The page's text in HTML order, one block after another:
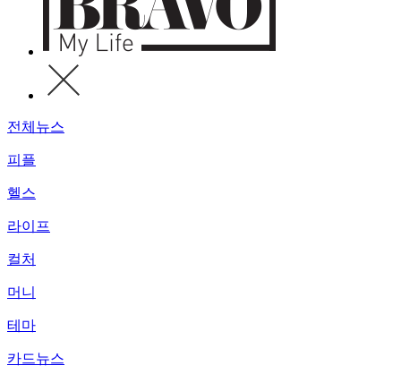
전체뉴스
피플
헬스
라이프
컬처
머니
테마
카드뉴스